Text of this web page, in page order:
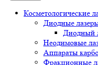
Косметологические
Диодные
Диодный
Неодимовые
Аппараты
Фракционные